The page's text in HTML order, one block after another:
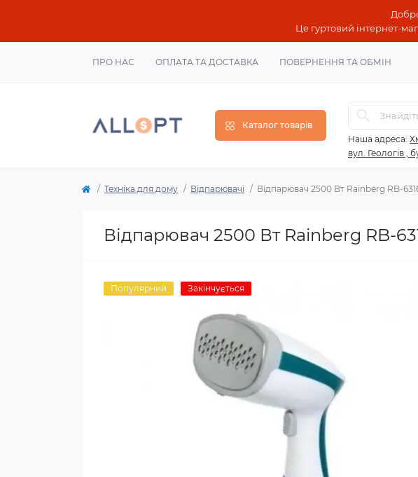
Це гуртовий інтернет-
ПРО НАС ОПЛАТА ТА ДОСТАВКА ПОВЕРНЕННЯ ТА ОБМІН
Каталог товарів
Наша адреса:
вул. Геологів ,
Техніка для дому Відпарювачі Відпарювач 2500 Вт Rainberg RB-
Відпарювач 2500 Вт Rainberg RB-
Популярний Закінчується